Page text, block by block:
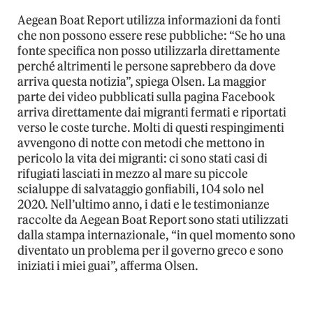
Aegean Boat Report utilizza informazioni da fonti
che non possono essere rese pubbliche: “Se ho una
fonte specifica non posso utilizzarla direttamente
perché altrimenti le persone saprebbero da dove
arriva questa notizia”, spiega Olsen. La maggior
parte dei video pubblicati sulla pagina Facebook
arriva direttamente dai migranti fermati e riportati
verso le coste turche. Molti di questi respingimenti
avvengono di notte con metodi che mettono in
pericolo la vita dei migranti: ci sono stati casi di
rifugiati lasciati in mezzo al mare su piccole
scialuppe di salvataggio gonfiabili, 104 solo nel
2020. Nell’ultimo anno, i dati e le testimonianze
raccolte da Aegean Boat Report sono stati utilizzati
dalla stampa internazionale, “in quel momento sono
diventato un problema per il governo greco e sono
iniziati i miei guai”, afferma Olsen.